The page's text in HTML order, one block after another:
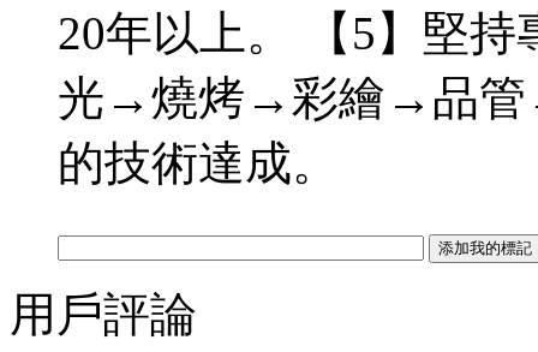
20年以上。 【5】堅
光→燒烤→彩繪→品管
的技術達成。
用戶評論